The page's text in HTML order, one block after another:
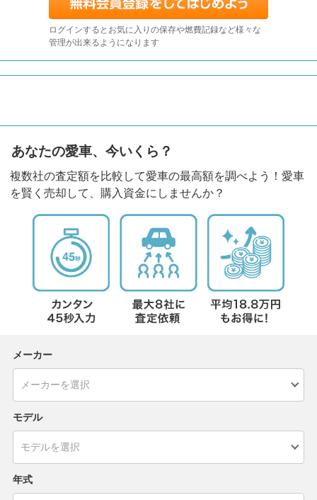
ログインするとお気に入りの保存や燃費記録など様々な
管理が出来るようになります
あなたの愛車、今いくら？
複数社の査定額を比較して愛車の最高額を調べよう！愛車
を賢く売却して、購入資金にしませんか？
メーカー
モデル
年式